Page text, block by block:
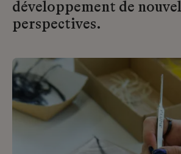
développement de
perspectives.